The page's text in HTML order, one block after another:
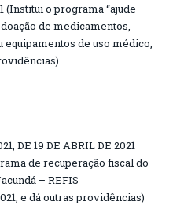
(Institui o programa “ajude
de medicamentos,
equipamentos de uso médico,
DE 19 DE ABRIL DE 2021
de recuperação fiscal do
– REFIS-
e dá outras providências)